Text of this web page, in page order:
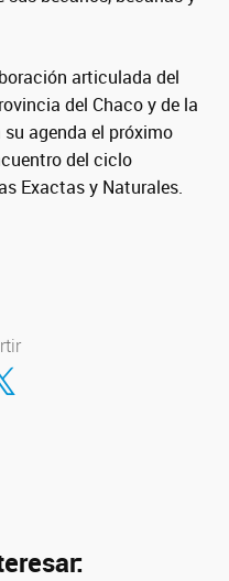
articulada del
del Chaco y de la
agenda el próximo
del ciclo
Exactas y Naturales.
Facebook
en Twitter